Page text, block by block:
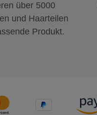
über 5000
und Haarteilen
Produkt.